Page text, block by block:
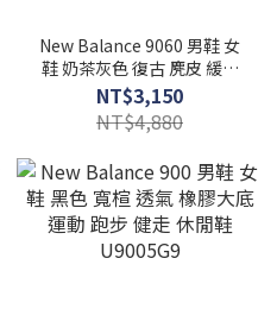
New Balance 9060 男鞋 女
鞋 奶茶灰色 復古 麂皮 緩震
老爹鞋 運動 休閒鞋
U9060440
NT$3,150
NT$4,880